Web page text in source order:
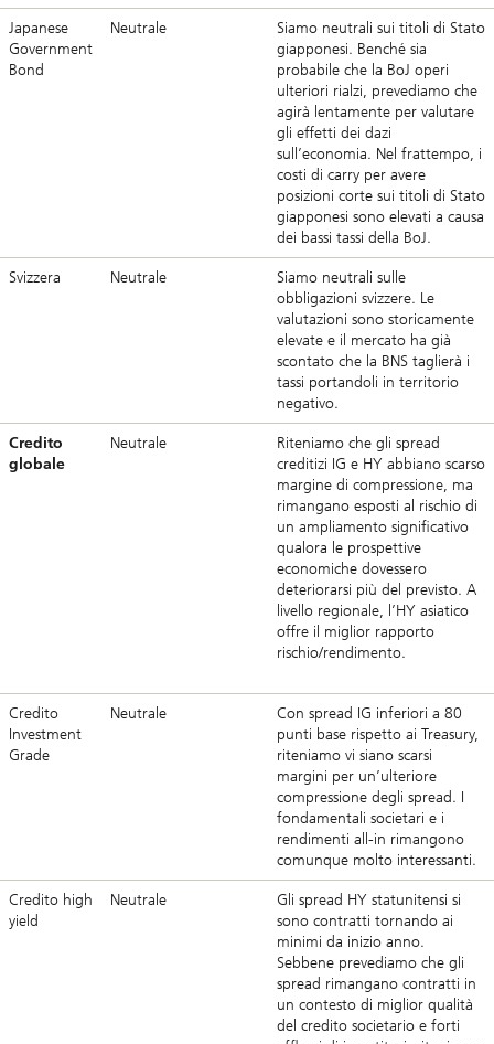
Japanese
Government
Bond
Neutrale
Siamo neutrali sui titoli di Stato
giapponesi. Benché sia
probabile che la BoJ operi
ulteriori rialzi, prevediamo che
agirà lentamente per valutare
gli effetti dei dazi
sull’economia. Nel frattempo, i
costi di carry per avere
posizioni corte sui titoli di Stato
giapponesi sono elevati a causa
dei bassi tassi della BoJ.
Svizzera Neutrale
Siamo neutrali sulle
obbligazioni svizzere. Le
valutazioni sono storicamente
elevate e il mercato ha già
scontato che la BNS taglierà i
tassi portandoli in territorio
negativo.
Credito
globale
Neutrale
Riteniamo che gli spread
creditizi IG e HY abbiano scarso
margine di compressione, ma
rimangano esposti al rischio di
un ampliamento significativo
qualora le prospettive
economiche dovessero
deteriorarsi più del previsto. A
livello regionale, l’HY asiatico
offre il miglior rapporto
rischio/rendimento.
Credito
Investment
Grade
Neutrale
Con spread IG inferiori a 80
punti base rispetto ai Treasury,
riteniamo vi siano scarsi
margini per un’ulteriore
compressione degli spread. I
fondamentali societari e i
rendimenti all-in rimangono
comunque molto interessanti.
Credito high
yield
Neutrale
Gli spread HY statunitensi si
sono contratti tornando ai
minimi da inizio anno.
Sebbene prevediamo che gli
spread rimangano contratti in
un contesto di miglior qualità
del credito societario e forti